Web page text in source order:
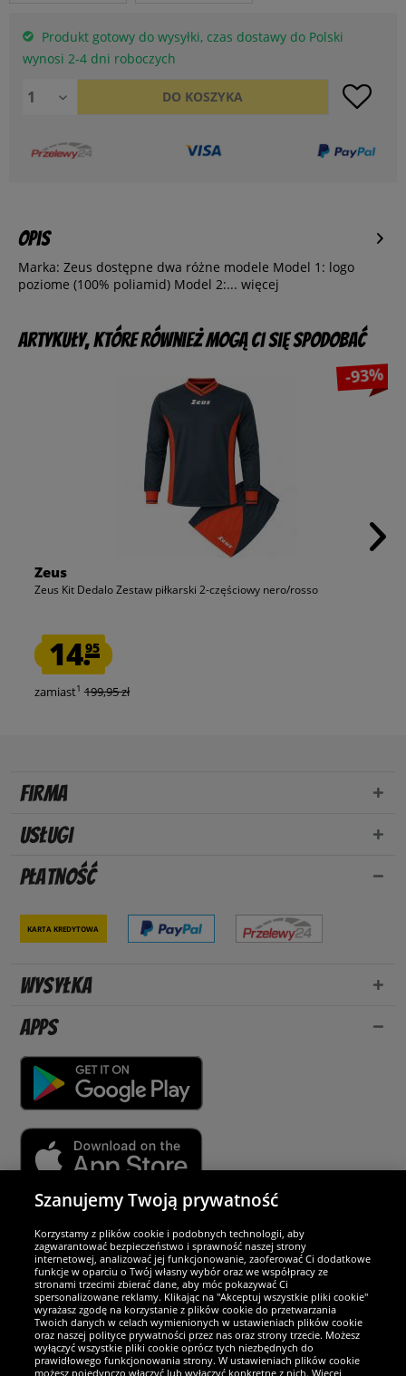
Produkt gotowy do wysyłki, czas dostawy do Polski
wynosi 2-4 dni roboczych
DO KOSZYKA
Opis
Marka: Zeus dostępne dwa różne modele Model 1: logo
poziome (100% poliamid) Model 2:... więcej
Artykuły, które również mogą Ci się spodobać
-93%
Zeus
Zeus Kit Dedalo Zestaw piłkarski 2-częściowy nero/rosso
14.95
zamiast1 199,95 zł
Firma
Usługi
Płatność
Karta kredytowa
Wysyłka
Apps
Partnerzy i bezpieczeństwo
Jesteśmy wyjątkowi
Szanujemy Twoją prywatność
Korzystamy z plików cookie i podobnych technologii, aby
zagwarantować bezpieczeństwo i sprawność naszej strony
internetowej, analizować jej funkcjonowanie, zaoferować Ci dodatkowe
funkcje w oparciu o Twój własny wybór oraz we współpracy ze
stronami trzecimi zbierać dane, aby móc pokazywać Ci
spersonalizowane reklamy. Klikając na "Akceptuj wszystkie pliki cookie"
wyrażasz zgodę na korzystanie z plików cookie do przetwarzania
Twoich danych w celach wymienionych w ustawieniach plików cookie
oraz naszej polityce prywatności przez nas oraz strony trzecie. Możesz
wyłączyć wszystkie pliki cookie oprócz tych niezbędnych do
prawidłowego funkcjonowania strony. W ustawieniach plików cookie
możesz pojedynczo włączyć lub wyłączyć konkretne z nich. Więcej